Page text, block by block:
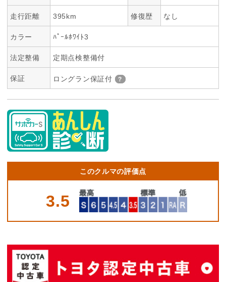
走行距離 395km 修復歴 なし
カラー ﾊﾟｰﾙﾎﾜｲﾄ3
法定整備 定期点検整備付
保証 ロングラン保証付
このクルマの評価点
3.5